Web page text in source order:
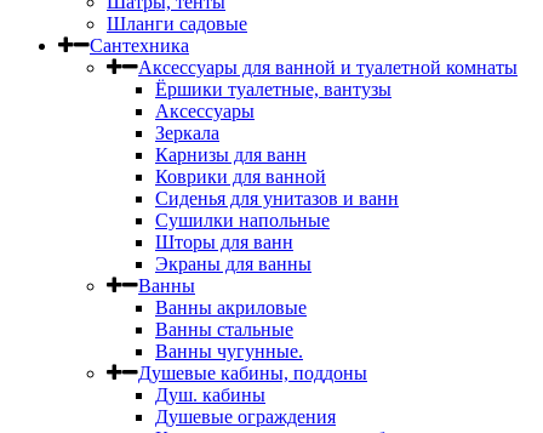
Шланги садовые
Сантехника
Аксессуары для ванной и туалетной комнаты
Ёршики туалетные, вантузы
Аксессуары
Зеркала
Карнизы для ванн
Коврики для ванной
Сиденья для унитазов и ванн
Сушилки напольные
Шторы для ванн
Экраны для ванны
Ванны
Ванны акриловые
Ванны стальные
Ванны чугунные.
Душевые кабины, поддоны
Душ. кабины
Душевые ограждения